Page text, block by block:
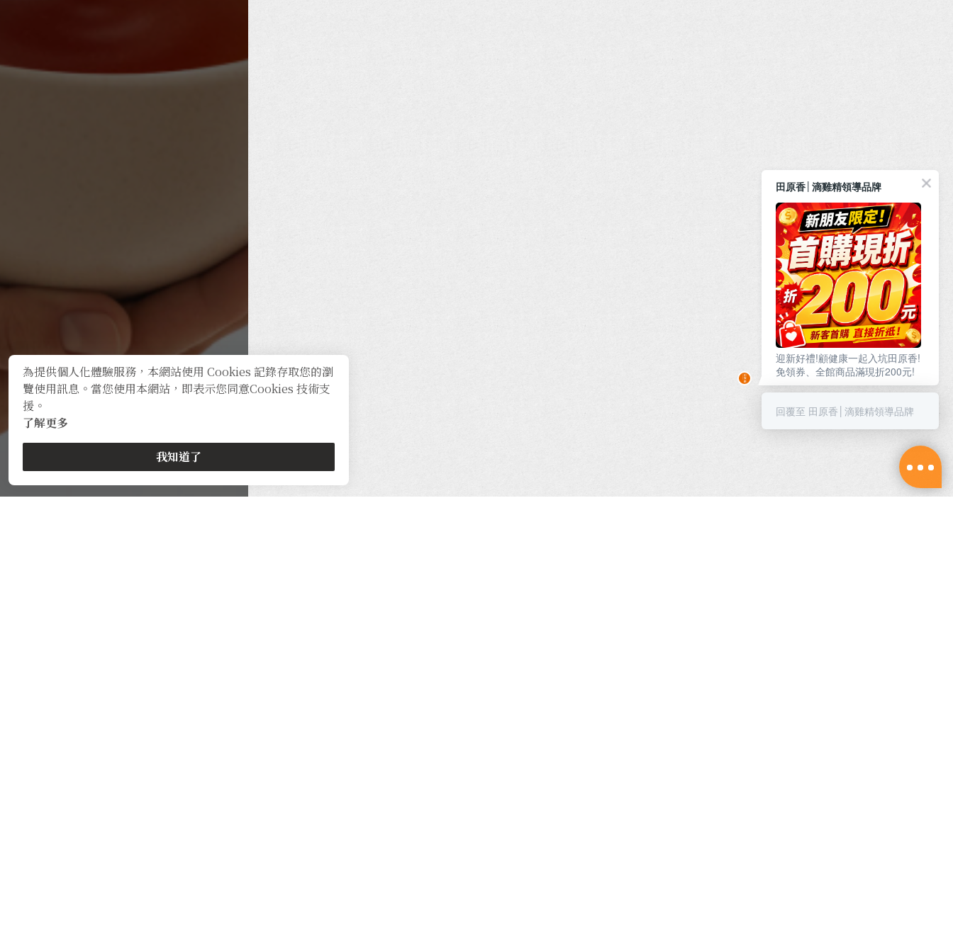
為提供個人化體驗服務，本網站使用 Cookies 記錄存取您的瀏
覽使用訊息。當您使用本網站，即表示您同意Cookies 技術支
援。
了解更多
我知道了
田原香│滴雞精領導品牌
迎新好禮!顧健康一起入坑田原香!
免領券、全館商品滿現折200元!
回覆至 田原香│滴雞精領導品牌